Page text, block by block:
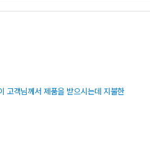
객님께서제품을받으시는데지불한